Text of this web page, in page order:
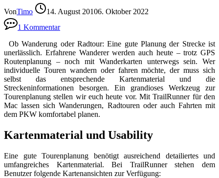
VonTimo 14. August 20106. Oktober 2022
1 Kommentar
Ob Wanderung oder Radtour: Eine gute Planung der Strecke ist
unerlässlich. Erfahrene Wanderer werden auch heute – trotz GPS
Routenplanung – noch mit Wanderkarten unterwegs sein. Wer
individuelle Touren wandern oder fahren möchte, der muss sich
selbst das entsprechende Kartenmaterial und die
Streckeninformationen besorgen. Ein grandioses Werkzeug zur
Tourenplanung stellen wir euch heute vor. Mit TrailRunner für den
Mac lassen sich Wanderungen, Radtouren oder auch Fahrten mit
dem PKW komfortabel planen.
Kartenmaterial und Usability
Eine gute Tourenplanung benötigt ausreichend detailiertes und
umfangreiches Kartenmaterial. Bei TrailRunner stehen dem
Benutzer folgende Kartenansichten zur Verfügung: